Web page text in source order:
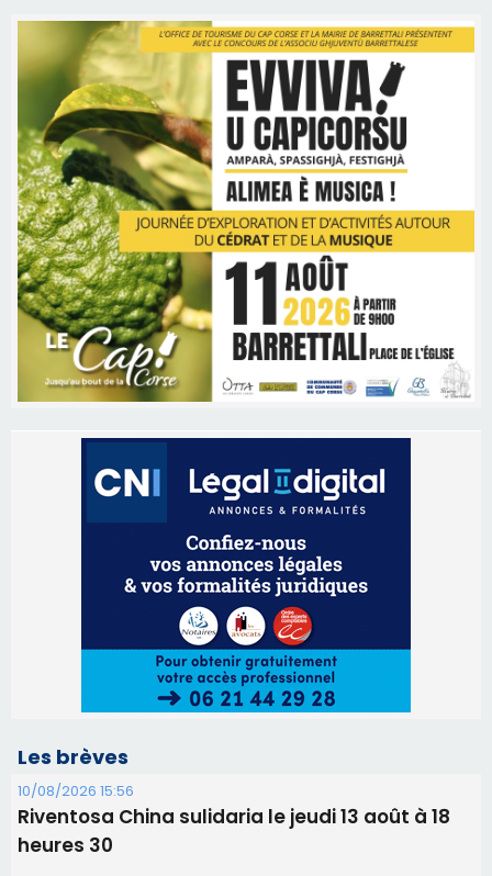
Les brèves
10/08/2026 15:56
Riventosa China sulidaria le jeudi 13 août à 18
heures 30